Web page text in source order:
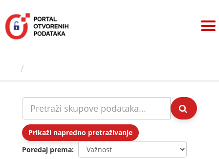
sadržaj
Prikaži napredno pretraživanje
Poredaj prema